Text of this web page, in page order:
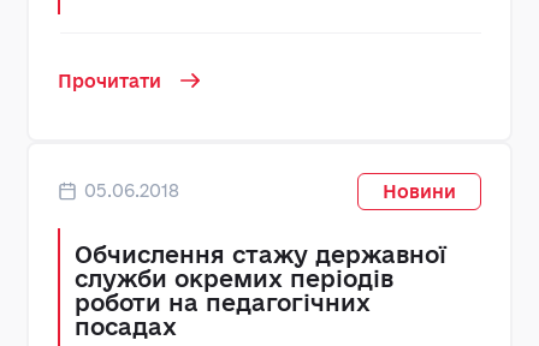
Прочитати
05.06.2018 Новини
Обчислення стажу державної
служби окремих періодів
роботи на педагогічних
посадах